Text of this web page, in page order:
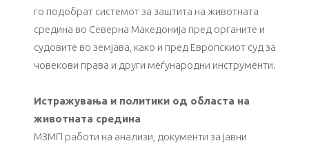
го подобрат системот за заштита на животната
средина во Северна Македонија пред органите и
судовите во земјава, како и пред Европскиот суд за
човекови права и други меѓународни инструменти.
Истражувања и политики од областа на
животната средина
МЗМП работи на анализи, документи за јавни